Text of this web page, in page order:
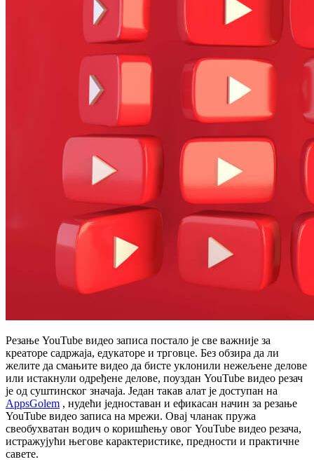
Резање YouTube видео записа постало је све важније за
креаторе садржаја, едукаторе и трговце. Без обзира да ли
желите да смањите видео да бисте уклонили нежељене делове
или истакнули одређене делове, поуздан YouTube видео резач
је од суштинског значаја. Један такав алат је доступан на
AppsGolem , нудећи једноставан и ефикасан начин за резање
YouTube видео записа на мрежи. Овај чланак пружа
свеобухватан водич о коришћењу овог YouTube видео резача,
истражујући његове карактеристике, предности и практичне
савете.